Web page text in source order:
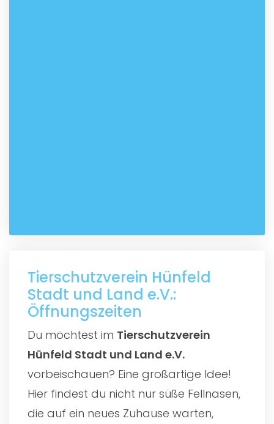
Tierschutzverein Hünfeld
Stadt und Land e.V.:
Öffnungszeiten
Du möchtest im Tierschutzverein
Hünfeld Stadt und Land e.V.
vorbeischauen? Eine großartige Idee!
Hier findest du nicht nur süße Fellnasen,
die auf ein neues Zuhause warten,